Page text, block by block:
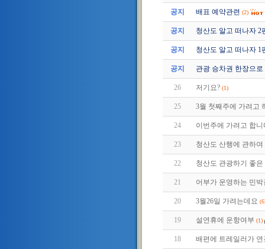
공지 배표 예약관련 (2)
공지 청산도 알고 떠나자 2
공지 청산도 알고 떠나자 1
공지 관광 승차권 한장으
26 저기요? (1)
25 3월 첫째주에 가려고
24 이번주에 가려고 합니
23 청산도 산행에 관하여
22 청산도 관광하기 좋은
21 어부가 운영하는 민
20 3월26일 가려는데요
19 설연휴에 운항여부 (1)
18 배편에 트레일러가